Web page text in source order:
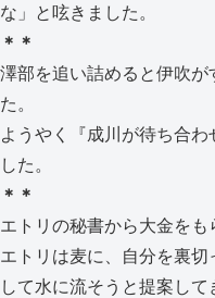
な」と呟きました。
＊＊
澤部を追い詰めると伊吹
た。
ようやく『成川が待ち合
した。
＊＊
エトリの秘書から大金をも
エトリは麦に、自分を裏
して水に流そうと提案して